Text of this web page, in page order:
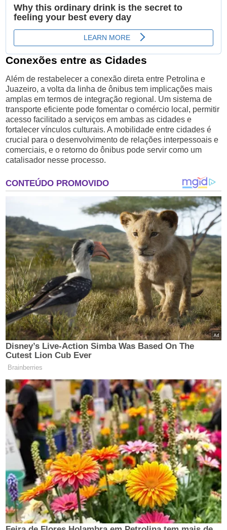
Conexões entre as Cidades
Além de restabelecer a conexão direta entre Petrolina e
Juazeiro, a volta da linha de ônibus tem implicações mais
amplas em termos de integração regional. Um sistema de
transporte eficiente pode fomentar o comércio local, permitir
acesso facilitado a serviços em ambas as cidades e
fortalecer vínculos culturais. A mobilidade entre cidades é
crucial para o desenvolvimento de relações interpessoais e
comerciais, e o retorno do ônibus pode servir como um
catalisador nesse processo.